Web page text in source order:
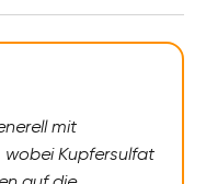
mit
Kupfersulfat